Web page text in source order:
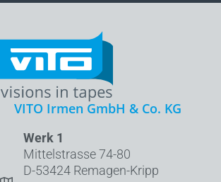
VITO Irmen GmbH & Co. KG
Werk 1
Mittelstrasse 74-80
D-53424 Remagen-Kripp